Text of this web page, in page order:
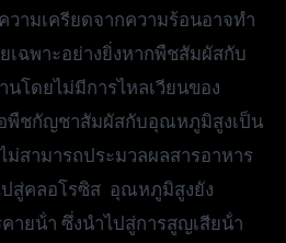
ามเครียดจากความร้อนอาจทํา
เฉพาะอย่างยิ่งหากพืชสัมผัสกับ
โดยไม่มีการไหลเวียนของ
พืชกัญชาสัมผัสกับอุณหภูมิสูงเป็น
ม่สามารถประมวลผลสารอาหาร
ปสู่คลอโรซิส อุณหภูมิสูงยัง
ายน้ํา ซึ่งนําไปสู่การสูญเสียน้ํา